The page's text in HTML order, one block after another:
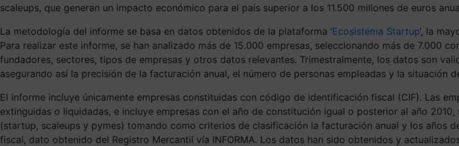
scaleups, que generan un impacto económico para el país superior a los 11.500 millones de euros
La metodología del informe se basa en datos obtenidos de la plataforma ‘Ecosistema Startup‘, la
Para realizar este informe, se han analizado más de 15.000 empresas, seleccionando más de 7.000
fundadores, sectores, tipos de empresas y otros datos relevantes. Trimestralmente, los datos son
asegurando así la precisión de la facturación anual, el número de personas empleadas y la situación
El informe incluye únicamente empresas constituidas con código de identificación fiscal (CIF). Las
extinguidas o liquidadas, e incluye empresas con el año de constitución igual o posterior al año
(startup, scaleups y pymes) tomando como criterios de clasificación la facturación anual y los años
fiscal, dato obtenido del Registro Mercantil vía INFORMA. Los datos han sido obtenidos y